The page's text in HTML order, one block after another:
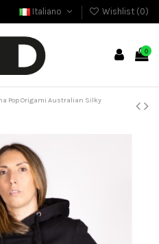
Italiano Wishlist (0)
0
Pop Origami Australian Silky